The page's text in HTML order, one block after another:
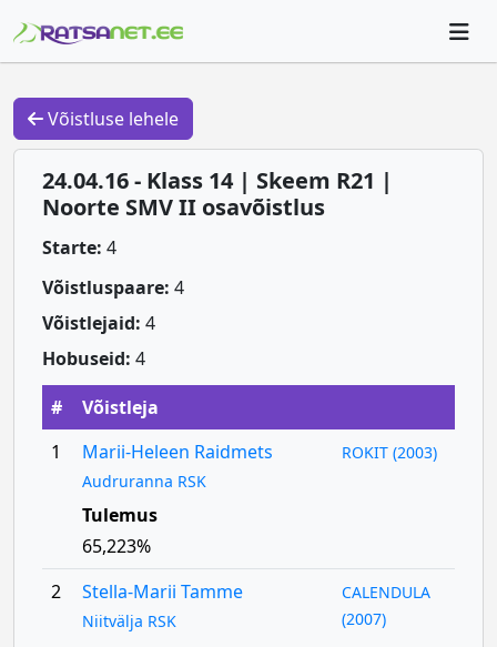
Võistluse lehele
24.04.16 - Klass 14 | Skeem R21 |
Noorte SMV II osavõistlus
Starte: 4
Võistluspaare: 4
Võistlejaid: 4
Hobuseid: 4
#
Võistleja
1
Marii-Heleen Raidmets
Audruranna RSK
ROKIT (2003)
Tulemus
65,223%
2
Stella-Marii Tamme
Niitvälja RSK
CALENDULA
(2007)